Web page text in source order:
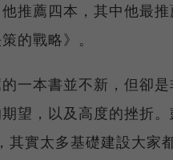
推薦四本，其中他最
的戰略》。
一本書並不新，但卻
望，以及高度的挫折
其實太多基礎建設大家